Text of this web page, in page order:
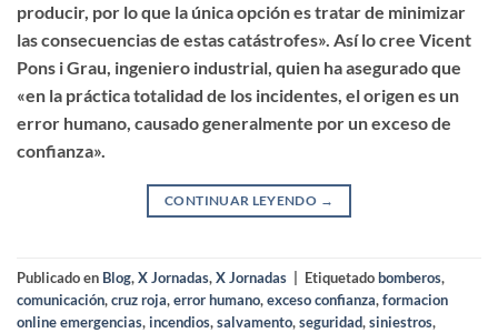
producir, por lo que la única opción es tratar de minimizar
las consecuencias de estas catástrofes». Así lo cree Vicent
Pons i Grau, ingeniero industrial, quien ha asegurado que
«en la práctica totalidad de los incidentes, el origen es un
error humano, causado generalmente por un exceso de
confianza».
CONTINUAR LEYENDO →
Publicado en Blog,X Jornadas,X Jornadas Etiquetadobomberos,
comunicación,cruz roja,error humano,exceso confianza,formacion
online emergencias,incendios,salvamento,seguridad,siniestros,